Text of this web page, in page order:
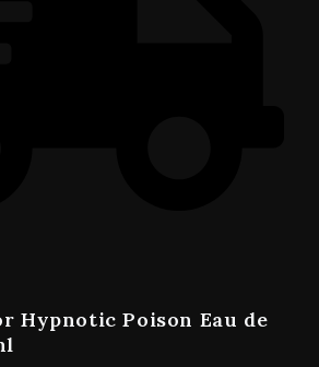
Hypnotic Poison Eau de